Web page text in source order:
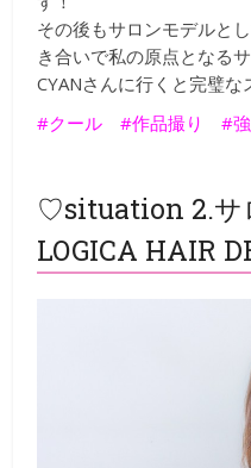
その後もサロンモデルと
き合いで私の原点となる
CYANさんに行くと完璧
#クール #作品撮り #強
♡situation 2.サ
LOGICA HAIR